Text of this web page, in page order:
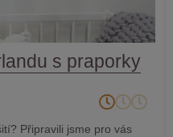
s praporky
Připravili jsme pro vás